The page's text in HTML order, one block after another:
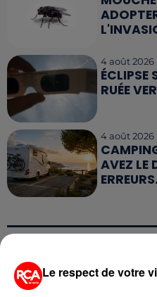
4 août 2026
ÉCLIPSE
RUÉE
4 août 2026
AVEZ LE
RETROUVEZ TOUTE
RECEVEZ LES
Le respect de votre